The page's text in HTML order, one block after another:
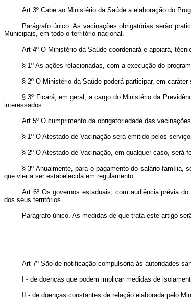
Art 3º Cabe ao Ministério da Saúde a elaboração do
Parágrafo único. As vacinações obrigatórias serão
Municipais, em todo o território nacional.
Art 4º O Ministério da Saúde coordenará e apoiará,
§ 1º As ações relacionadas, com a execução do
§ 2º O Ministério da Saúde poderá participar, em
§ 3º Ficará, em geral, a cargo do Ministério da
interessados.
Art 5º O cumprimento da obrigatoriedade das
§ 1º O Atestado de Vacinação será emitido pelos
§ 2º O Atestado de Vacinação, em qualquer caso, será
§ 3º Anualmente, para o pagamento do salário-família,
que vier a ser estabelecida em regulamento.
Art 6º Os governos estaduais, com audiência prévia
dos seus territórios.
Parágrafo único. As medidas de que trata este artigo
Art 7º São de notificação compulsória às autoridades
I - de doenças que podem implicar medidas de
II - de doenças constantes de relação elaborada pelo